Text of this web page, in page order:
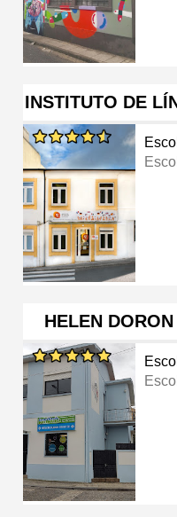
INSTITUTO DE
HELEN